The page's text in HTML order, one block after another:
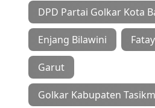
DPD Partai Golkar Kota
Enjang Bilawini
Garut
Golkar Kabupaten